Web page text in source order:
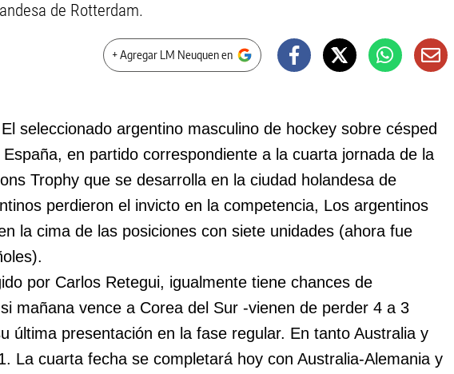
de Rotterdam.
+ Agregar LM Neuquen en
El seleccionado argentino masculino de hockey sobre césped
en partido correspondiente a la cuarta jornada de la
Trophy que se desarrolla en la ciudad holandesa de
perdieron el invicto en la competencia, Los argentinos
la cima de las posiciones con siete unidades (ahora fue
por Carlos Retegui, igualmente tiene chances de
mañana vence a Corea del Sur -vienen de perder 4 a 3
última presentación en la fase regular. En tanto Australia y
La cuarta fecha se completará hoy con Australia-Alemania y